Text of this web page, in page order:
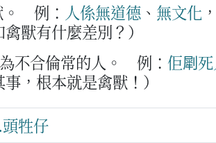
例： 人係無道德 、 無文化 ，
獸有什麼差別？）
不合倫常的人。 例： 佢㓾死
，根本就是禽獸！）
牲仔